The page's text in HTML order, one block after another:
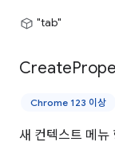
"tab"
Create
Chrome 123 이상
새 컨텍스트 메뉴